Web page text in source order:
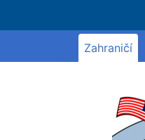
Zahraničí